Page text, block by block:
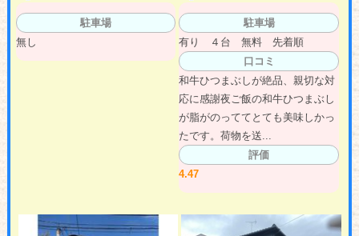
駐車場
無し
駐車場
有り ４台 無料 先着順
口コミ
和牛ひつまぶしが絶品、親切な対
応に感謝夜ご飯の和牛ひつまぶし
が脂がのっててとても美味しかっ
たです。荷物を送...
評価
4.47